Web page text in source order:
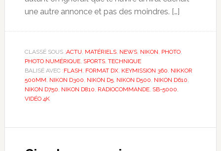
une autre annonce et pas des moindres. […]
CLASSÉ SOUS :ACTU MATÉRIELS, NEWS, NIKON PHOTO,
PHOTO NUMÉRIQUE, SPORTS, TECHNIQUE
BALISÉ AVEC :FLASH FORMAT DX, KEYMISSION 360 NIKKOR
500MM NIKON D300 NIKON D5, NIKON D500 NIKON D610
NIKON D750 NIKON D810 RADIOCOMMANDE, SB-5000
VIDÉO 4K